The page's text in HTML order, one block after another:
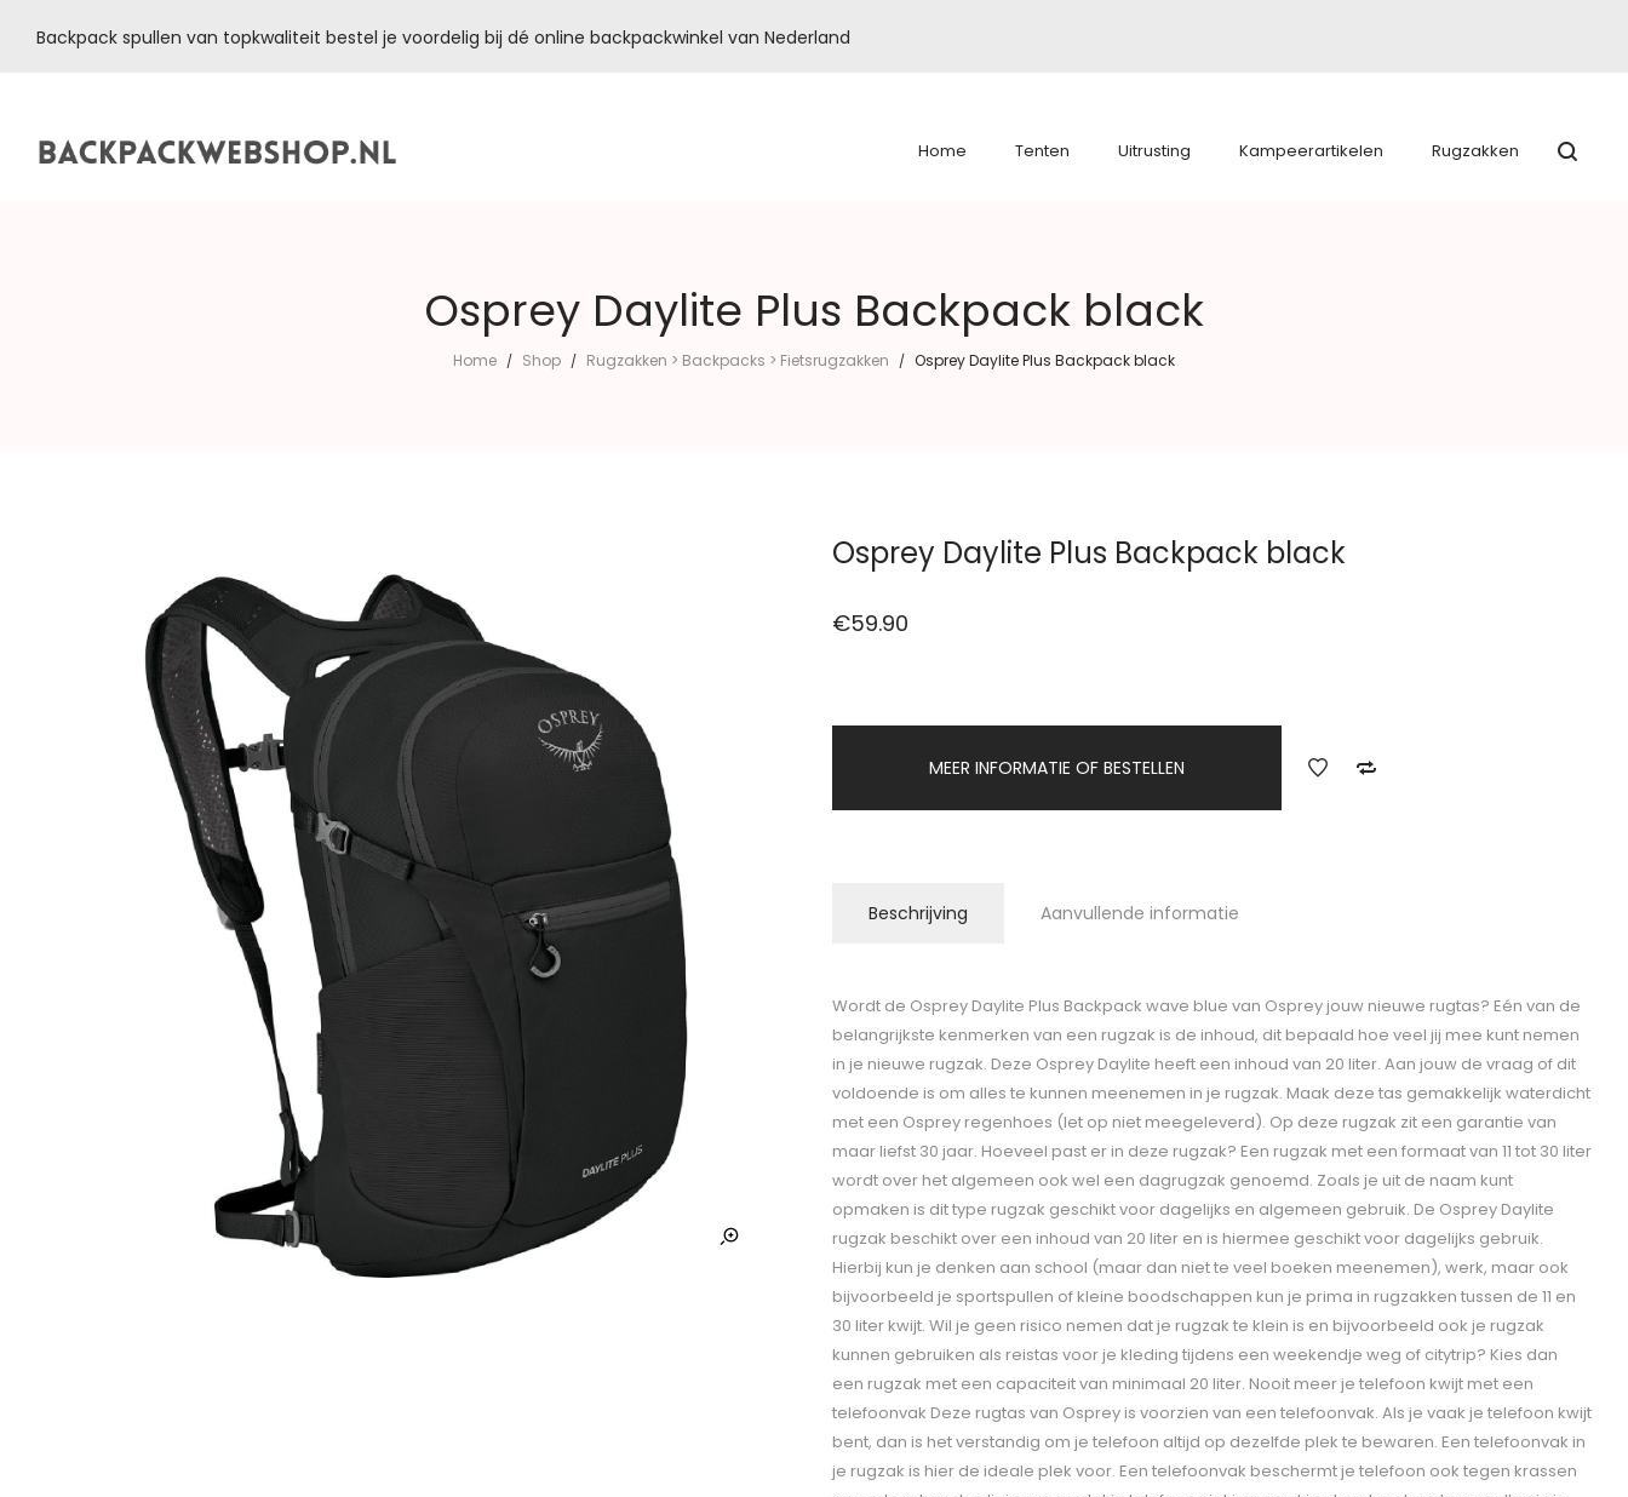
Backpack spullen van topkwaliteit bestel je voordelig bij dé online backpackwinkel van Nederland
Home Tenten Uitrusting Kampeerartikelen Rugzakken
Osprey Daylite Plus Backpack black
Home / Shop / Rugzakken > Backpacks > Fietsrugzakken / Osprey Daylite Plus Backpack black
Osprey Daylite Plus Backpack black
€59.90
MEER INFORMATIE OF BESTELLEN
Beschrijving Aanvullende informatie
Wordt de Osprey Daylite Plus Backpack wave blue van Osprey jouw nieuwe rugtas? Eén van de
belangrijkste kenmerken van een rugzak is de inhoud, dit bepaald hoe veel jij mee kunt nemen
in je nieuwe rugzak. Deze Osprey Daylite heeft een inhoud van 20 liter. Aan jouw de vraag of dit
voldoende is om alles te kunnen meenemen in je rugzak. Maak deze tas gemakkelijk waterdicht
met een Osprey regenhoes (let op niet meegeleverd). Op deze rugzak zit een garantie van
maar liefst 30 jaar. Hoeveel past er in deze rugzak? Een rugzak met een formaat van 11 tot 30 liter
wordt over het algemeen ook wel een dagrugzak genoemd. Zoals je uit de naam kunt
opmaken is dit type rugzak geschikt voor dagelijks en algemeen gebruik. De Osprey Daylite
rugzak beschikt over een inhoud van 20 liter en is hiermee geschikt voor dagelijks gebruik.
Hierbij kun je denken aan school (maar dan niet te veel boeken meenemen), werk, maar ook
bijvoorbeeld je sportspullen of kleine boodschappen kun je prima in rugzakken tussen de 11 en
30 liter kwijt. Wil je geen risico nemen dat je rugzak te klein is en bijvoorbeeld ook je rugzak
kunnen gebruiken als reistas voor je kleding tijdens een weekendje weg of citytrip? Kies dan
een rugzak met een capaciteit van minimaal 20 liter. Nooit meer je telefoon kwijt met een
telefoonvak Deze rugtas van Osprey is voorzien van een telefoonvak. Als je vaak je telefoon kwijt
bent, dan is het verstandig om je telefoon altijd op dezelfde plek te bewaren. Een telefoonvak in
je rugzak is hier de ideale plek voor. Een telefoonvak beschermt je telefoon ook tegen krassen